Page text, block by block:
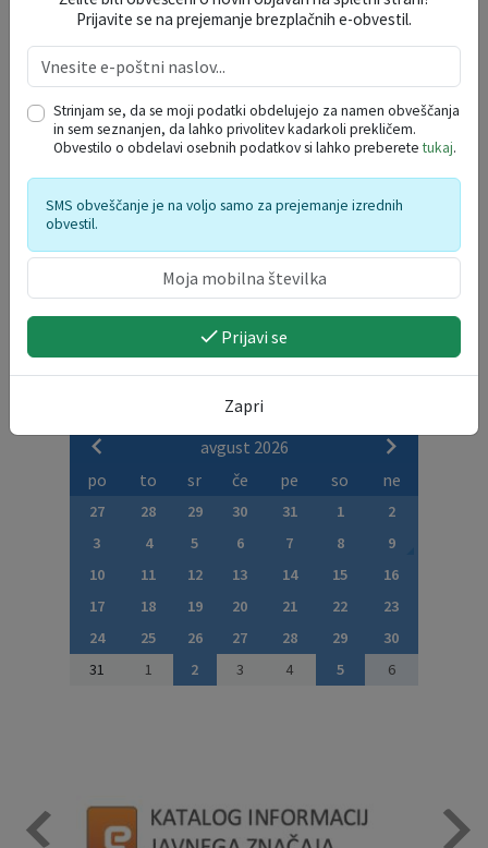
OKOLJE IN PROSTOR
DRUŽBENE DEJAVNOSTI
SOCIALNE DEJAVNOSTI
SPLOŠNE VLOGE
VARSTVO OSEBNIH PODATKOV
DOGODKI V REGIJI
avgust 2026
po
to sr če pe so ne
27 28 29 30 31 1
2
3
4 5 6 7 8
9
10
11 12 13 14 15
16
17
18 19 20 21 22
23
24
25 26 27 28 29
30
31
1 2 3 4 5 6
Prijavite se na prejemanje brezplačnih e-obvestil.
Strinjam se, da se moji podatki obdelujejo za namen obveščanja
in sem seznanjen, da lahko privolitev kadarkoli prekličem.
Obvestilo o obdelavi osebnih podatkov si lahko preberetetukaj.
SMS obveščanje je na voljo samo za prejemanje izrednih
obvestil.
Prijavi se
Zapri